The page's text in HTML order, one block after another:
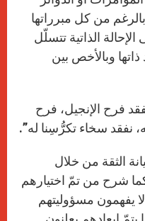
من كل مبرراتها
الذاتية تتسلّل
وبالأخص بين
فرح الإنجيل، فرح
نفقد سخاء تكرُّسِنا له”.
الثقة من خلال
شرح من تمّ اختيارهم
لا يفهمون مسؤوليتهم